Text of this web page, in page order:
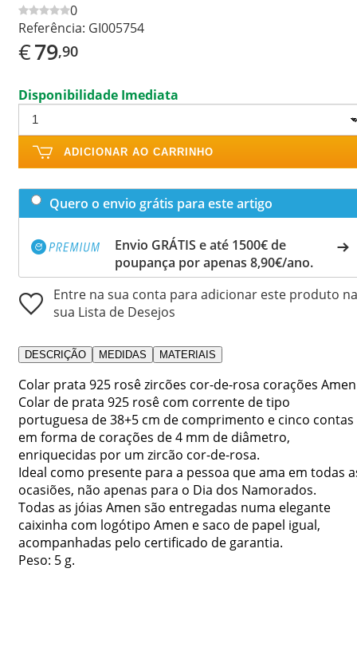
0
Referência: GI005754
€79,90
Disponibilidade Imediata
ADICIONAR AO CARRINHO
Quero o envio grátis para este artigo
Envio GRÁTIS e até 1500€ de
poupança por apenas 8,90€/ano.
Entre na sua conta para adicionar este produto na
sua Lista de Desejos
DESCRIÇÃO MEDIDAS MATERIAIS
Colar prata 925 rosê zircões cor-de-rosa corações
Colar de prata 925 rosê com corrente de tipo
portuguesa de 38+5 cm de comprimento e cinco contas
em forma de corações de 4 mm de diâmetro,
enriquecidas por um zircão cor-de-rosa.
Ideal como presente para a pessoa que ama em todas
ocasiões, não apenas para o Dia dos Namorados.
Todas as jóias Amen são entregadas numa elegante
caixinha com logótipo Amen e saco de papel igual,
acompanhadas pelo certificado de garantia.
Peso: 5 g.